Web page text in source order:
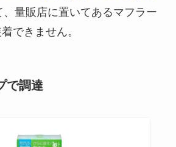
、量販店に置いてあるマフラー
できません。
で調達